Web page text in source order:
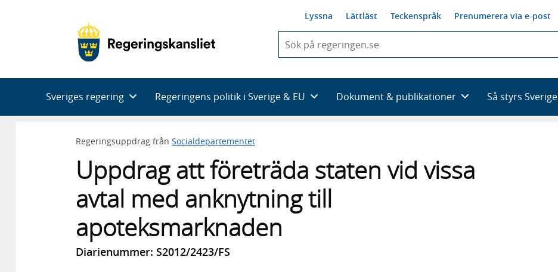
Lyssna Lättläst Teckenspråk Prenumerera via e-post
du
skriva
framträder
en
Sveriges regering Regeringens politik i Sverige & EU Dokument & publikationer Så styrs Sverige
Regeringsuppdrag från Socialdepartementet
Uppdrag att företräda staten vid vissa
avtal med anknytning till
apoteksmarknaden
Diarienummer: S2012/2423/FS